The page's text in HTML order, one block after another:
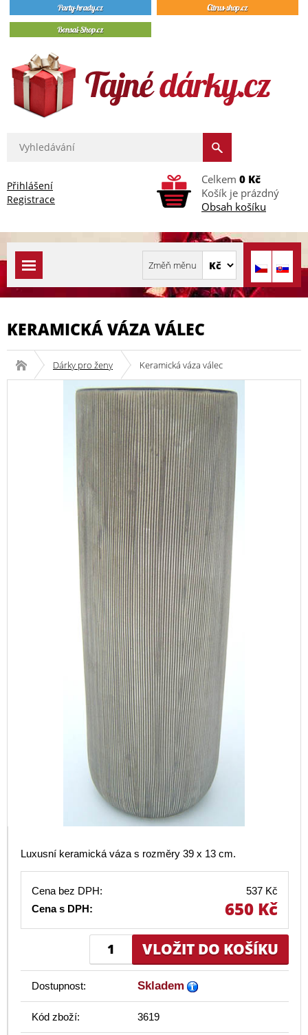
Přihlášení
Registrace
Celkem 0 Kč
Košík je prázdný
Obsah košíku
KERAMICKÁ VÁZA VÁLEC
Dárky pro ženy Keramická váza válec
Luxusní keramická váza s rozměry 39 x 13 cm.
Cena bez DPH:
537 Kč
Cena s DPH:
650 Kč
Dostupnost: Skladem
Kód zboží: 3619